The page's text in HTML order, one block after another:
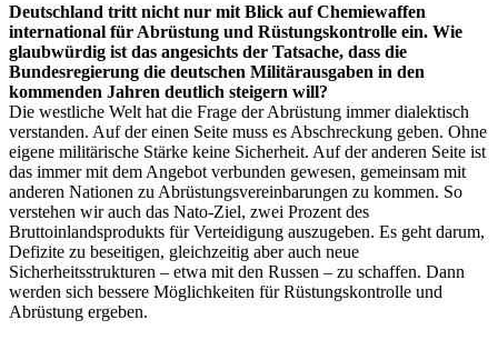
Deutschland tritt nicht nur mit Blick auf Chemiewaffen
international für Abrüstung und Rüstungskontrolle ein. Wie
glaubwürdig ist das angesichts der Tatsache, dass die
Bundesregierung die deutschen Militärausgaben in den
kommenden Jahren deutlich steigern will?
Die westliche Welt hat die Frage der Abrüstung immer dialektisch
verstanden. Auf der einen Seite muss es Abschreckung geben. Ohne
eigene militärische Stärke keine Sicherheit. Auf der anderen Seite ist
das immer mit dem Angebot verbunden gewesen, gemeinsam mit
anderen Nationen zu Abrüstungsvereinbarungen zu kommen. So
verstehen wir auch das Nato-Ziel, zwei Prozent des
Bruttoinlandsprodukts für Verteidigung auszugeben. Es geht darum,
Defizite zu beseitigen, gleichzeitig aber auch neue
Sicherheitsstrukturen – etwa mit den Russen – zu schaffen. Dann
werden sich bessere Möglichkeiten für Rüstungskontrolle und
Abrüstung ergeben.